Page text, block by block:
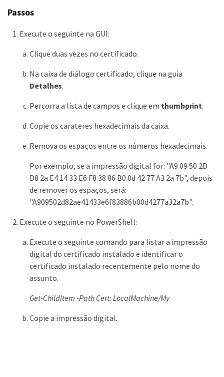
Passos
Execute o seguinte na GUI:
Clique duas vezes no certificado.
Na caixa de diálogo certificado, clique na guia
Detalhes.
Percorra a lista de campos e clique em thumbprint.
Copie os carateres hexadecimais da caixa.
Remova os espaços entre os números hexadecimais.
Por exemplo, se a impressão digital for: "A9 09 50 2D
D8 2a E4 14 33 E6 F8 38 86 B0 0d 42 77 A3 2a 7b", depois
de remover os espaços, será:
"A909502d82ae41433e6f83886b00d4277a32a7b".
Execute o seguinte no PowerShell:
Execute o seguinte comando para listar a impressão
digital do certificado instalado e identificar o
certificado instalado recentemente pelo nome do
assunto.
Get-ChildItem -Path Cert: LocalMachine/My
Copie a impressão digital.